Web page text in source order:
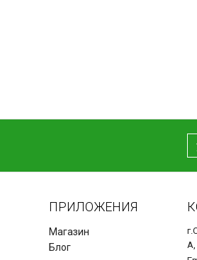
ПРИЛОЖЕНИЯ
Магазин
Блог
А,